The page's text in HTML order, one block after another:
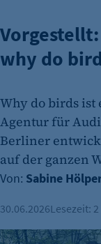
why do
Why do birds ist
Agentur für
Berliner
auf der ganzen
Von: Sabine
30.06.2026Lesezeit: